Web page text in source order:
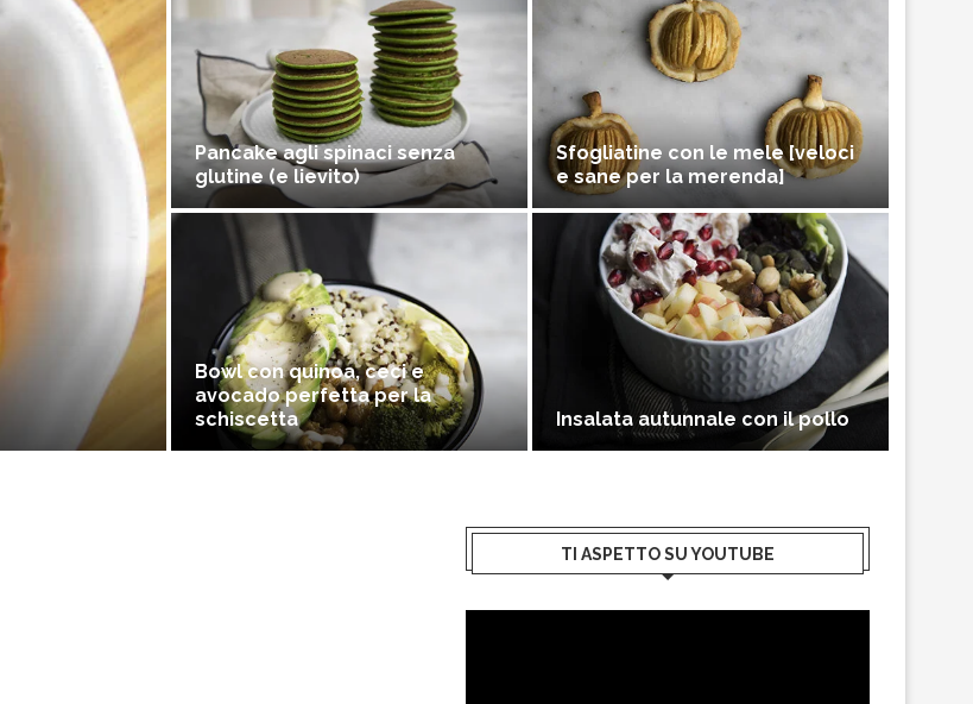
Pancake agli spinaci senza
glutine (e lievito)
Bowl con quinoa, ceci e
avocado perfetta per la
schiscetta
Sfogliatine con le mele [veloci
e sane per la merenda]
Insalata autunnale con il pollo
TI ASPETTO SU YOUTUBE